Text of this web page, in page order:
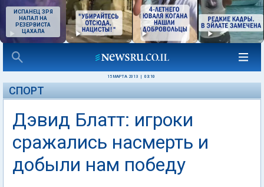
ИСПАНЕЦ ЗРЯ
НАПАЛ НА
РЕЗЕРВИСТА
ЦАХАЛА
15 МАРТА 2013 03:10
СПОРТ
Дэвид Блатт: игроки
сражались насмерть и
добыли нам победу